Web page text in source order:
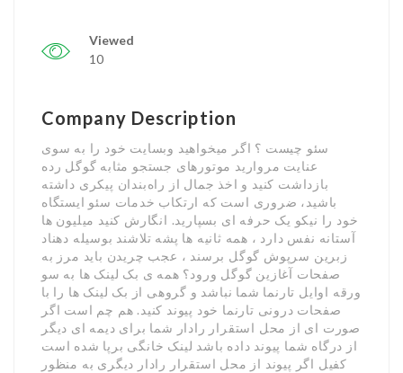
Viewed
10
Company Description
سئو چیست ؟ اگر میخواهید وبسایت خود را به سوی
عنایت مروارید موتورهای جستجو مثابه گوگل رده
بازداشت کنید و اخذ جمال از راه‌بندان پیکری داشته
باشید، ضروری است که ارتکاب خدمات سئو ایستگاه
خود را نیکو یک حرفه ای بسپارید. انگارش کنید میلیون ها
آستانه نفس دارد ، همه ثانیه ها پشه تلاشند بوسیله دهناد
زبرین سرپوش گوگل برسند ، عجب چریدن باید مرز به
صفحات آغازین گوگل ورود؟ همه ی بک لینک ها به سو
ورقه اوایل تارنما شما نباشد و گروهی از بک لینک ها را با
صفحات درونی تارنما خود پیوند کنید. هم چم است اگر
صورت ای از محل استقرار رادار شما برای دیمه ای دیگر
از درگاه شما پیوند داده باشد لینک خانگی برپا شده است
کفیل اگر پیوند از محل استقرار رادار دیگری به منظور